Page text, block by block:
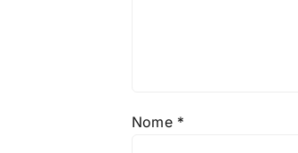
Nome *